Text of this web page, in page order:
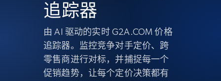
追踪器
由 AI 驱动的实时 G2A.COM 价格
追踪器。监控竞争对手定价、跨
零售商进行对标，并捕捉每一个
促销趋势，让每个定价决策都有